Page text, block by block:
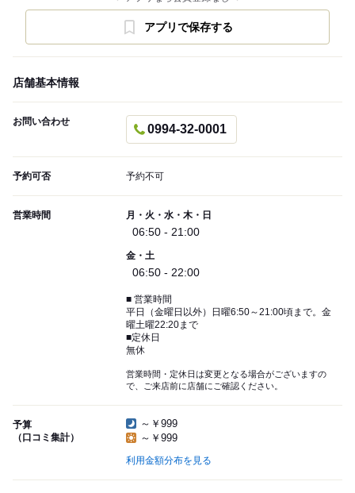
アプリで保存する
店舗基本情報
お問い合わせ
0994-32-0001
予約可否 予約不可
営業時間 月・火・水・木・日
06:50 - 21:00
金・土
06:50 - 22:00
■ 営業時間
平日（金曜日以外）日曜6:50～21:00頃まで。金
曜土曜22:20まで
■定休日
無休
営業時間・定休日は変更となる場合がございますの
で、ご来店前に店舗にご確認ください。
予算
（口コミ集計）
～￥999
～￥999
利用金額分布を見る